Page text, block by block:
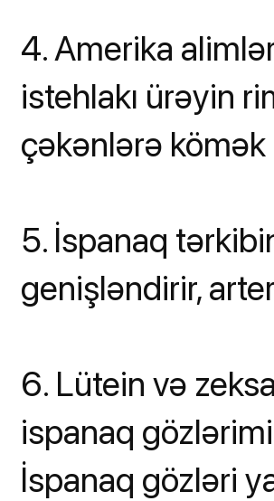
4. Amerika
istehlakı ürəyin
çəkənlərə kömək
5. İspanaq
genişləndirir,
6. Lütein və
ispanaq
İspanaq gözləri